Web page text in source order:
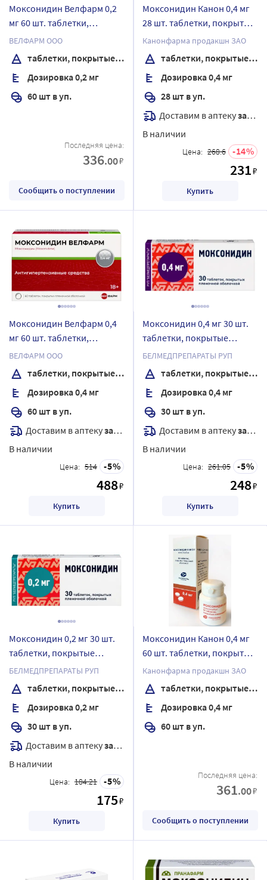
Моксонидин Велфарм 0,2
мг 60 шт. таблетки,
покрытые пленочной
оболочкой
ВЕЛФАРМ ООО
таблетки, покрытые пленочной оболочкой
Дозировка 0,2 мг
60 шт в уп.
Последняя цена:
336.00₽
Сообщить о поступлении
Моксонидин Канон 0,4 мг
28 шт. таблетки, покрытые
пленочной оболочкой
Канонфарма продакшн ЗАО
таблетки, покрытые пленочной оболочкой
Дозировка 0,4 мг
28 шт в уп.
Доставим в аптекузавтра
В наличии
Цена: 268.6 14
231₽
Купить
Моксонидин Велфарм 0,4
мг 60 шт. таблетки,
покрытые пленочной
оболочкой
ВЕЛФАРМ ООО
таблетки, покрытые пленочной оболочкой
Дозировка 0,4 мг
60 шт в уп.
Доставим в аптекузавтра
В наличии
Цена: 514 5
488₽
Купить
Моксонидин 0,4 мг 30 шт.
таблетки, покрытые
пленочной оболочкой
БЕЛМЕДПРЕПАРАТЫ РУП
таблетки, покрытые пленочной оболочкой
Дозировка 0,4 мг
30 шт в уп.
Доставим в аптекузавтра
В наличии
Цена: 261.05 5
248₽
Купить
Моксонидин 0,2 мг 30 шт.
таблетки, покрытые
пленочной оболочкой
БЕЛМЕДПРЕПАРАТЫ РУП
таблетки, покрытые пленочной оболочкой
Дозировка 0,2 мг
30 шт в уп.
Доставим в аптекузавтра
В наличии
Цена: 184.21 5
175₽
Купить
Моксонидин Канон 0,4 мг
60 шт. таблетки, покрытые
пленочной оболочкой
банка
Канонфарма продакшн ЗАО
таблетки, покрытые пленочной оболочкой
Дозировка 0,4 мг
60 шт в уп.
Последняя цена:
361.00₽
Сообщить о поступлении